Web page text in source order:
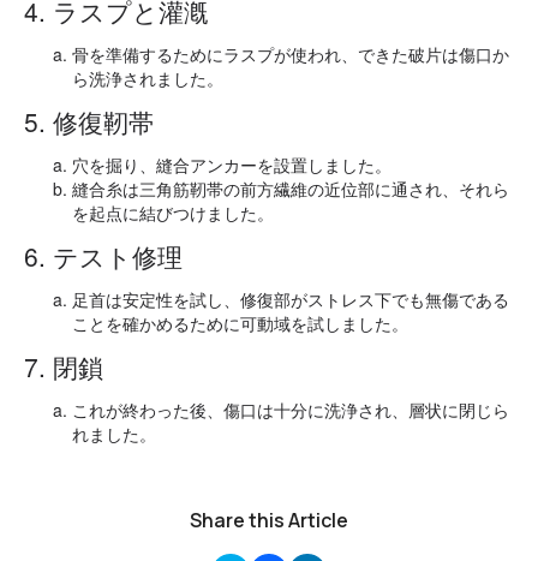
4. ラスプと灌漑
骨を準備するためにラスプが使われ、できた破片は傷口か
ら洗浄されました。
5. 修復靭帯
穴を掘り、縫合アンカーを設置しました。
縫合糸は三角筋靭帯の前方繊維の近位部に通され、それら
を起点に結びつけました。
6. テスト修理
足首は安定性を試し、修復部がストレス下でも無傷である
ことを確かめるために可動域を試しました。
7. 閉鎖
これが終わった後、傷口は十分に洗浄され、層状に閉じら
れました。
Share this Article